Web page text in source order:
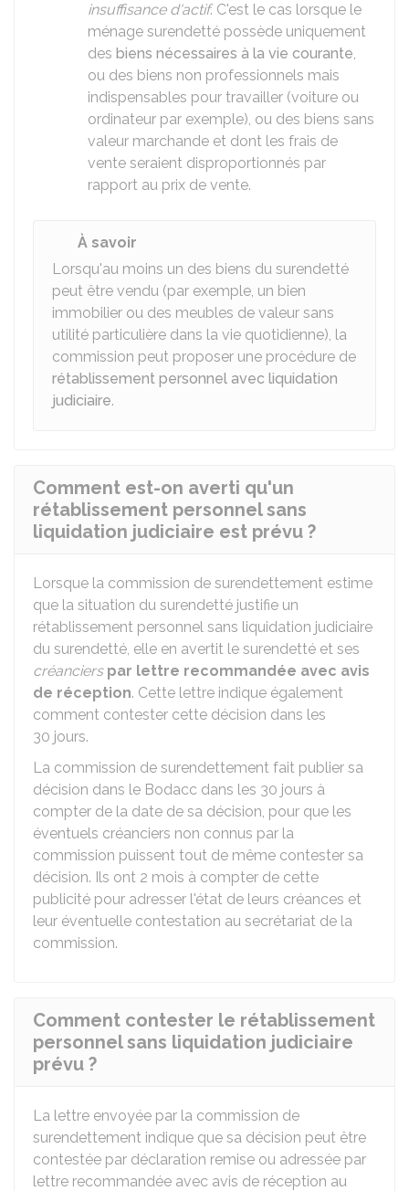
insuffisance d'actif. C'est le cas lorsque le
ménage surendetté possède uniquement
des biens nécessaires à la vie courante,
ou des biens non professionnels mais
indispensables pour travailler (voiture ou
ordinateur par exemple), ou des biens sans
valeur marchande et dont les frais de
vente seraient disproportionnés par
rapport au prix de vente.
À savoir
Lorsqu'au moins un des biens du surendetté
peut être vendu (par exemple, un bien
immobilier ou des meubles de valeur sans
utilité particulière dans la vie quotidienne), la
commission peut proposer une procédure de
rétablissement personnel avec liquidation
judiciaire.
Comment est-on averti qu'un
rétablissement personnel sans
liquidation judiciaire est prévu ?
Lorsque la commission de surendettement estime
que la situation du surendetté justifie un
rétablissement personnel sans liquidation judiciaire
du surendetté, elle en avertit le surendetté et ses
créanciers par lettre recommandée avec avis
de réception. Cette lettre indique également
comment contester cette décision dans les
30 jours.
La commission de surendettement fait publier sa
décision dans le Bodacc dans les 30 jours à
compter de la date de sa décision, pour que les
éventuels créanciers non connus par la
commission puissent tout de même contester sa
décision. Ils ont 2 mois à compter de cette
publicité pour adresser l'état de leurs créances et
leur éventuelle contestation au secrétariat de la
commission.
Comment contester le rétablissement
personnel sans liquidation judiciaire
prévu ?
La lettre envoyée par la commission de
surendettement indique que sa décision peut être
contestée par déclaration remise ou adressée par
lettre recommandée avec avis de réception au